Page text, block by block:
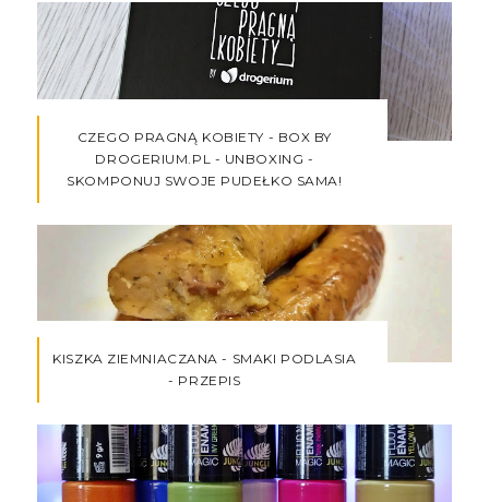
CZEGO PRAGNĄ KOBIETY - BOX BY
DROGERIUM.PL - UNBOXING -
SKOMPONUJ SWOJE PUDEŁKO SAMA!
KISZKA ZIEMNIACZANA - SMAKI PODLASIA
- PRZEPIS